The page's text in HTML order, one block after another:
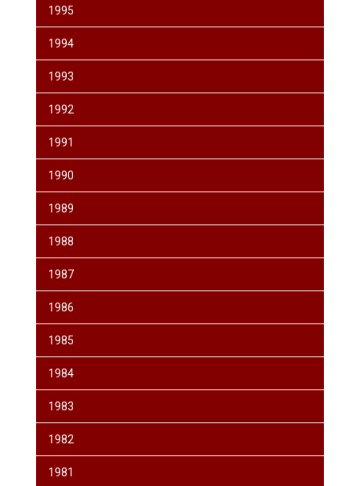
1995
1994
1993
1992
1991
1990
1989
1988
1987
1986
1985
1984
1983
1982
1981